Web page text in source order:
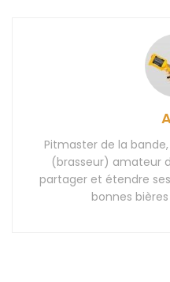
Pitmaster de la
(brasseur) amateur
partager et étendre
bonnes